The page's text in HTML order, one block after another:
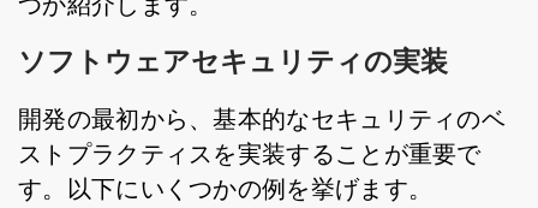
ソフトウェアセキュリティの実装
開発の最初から、基本的なセキュリティのベ
ストプラクティスを実装することが重要で
す。以下にいくつかの例を挙げます。